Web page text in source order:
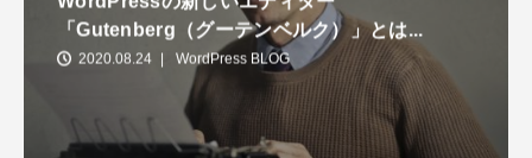
「Gutenberg（グーテンベルク）」とは...
2020.08.24 WordPress BLOG